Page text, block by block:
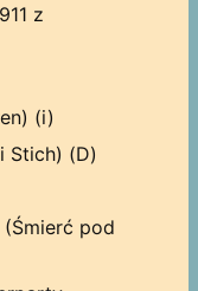
z
(i)
Stich) (D)
(Śmierć pod